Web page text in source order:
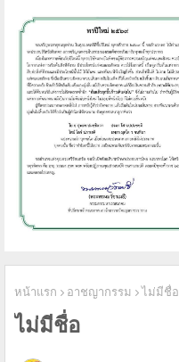
หน้าแรก อาชญากรรม ไม่มีชื่อ
ไม่มีชื่อ